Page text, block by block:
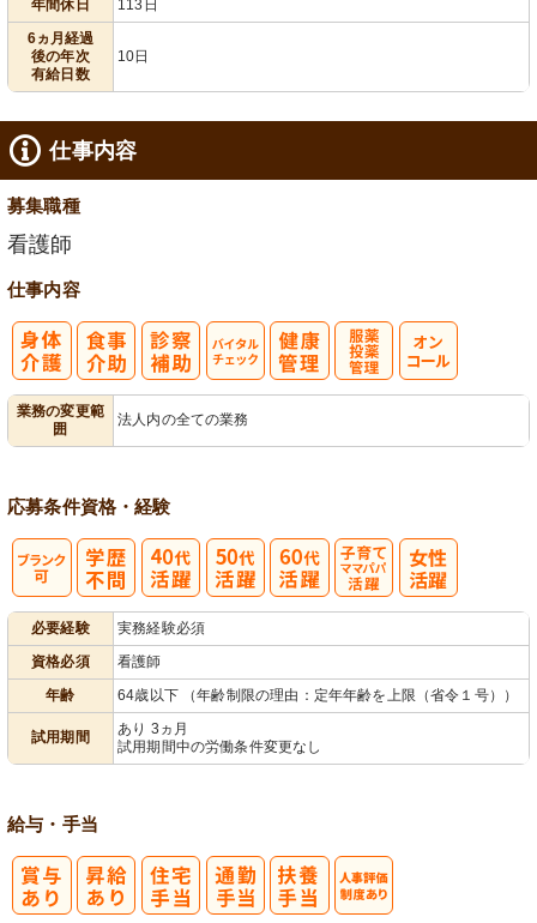
年間休日
113日
6ヵ月経過
後の年次
有給日数
10日
仕事内容
募集職種
看護師
仕事内容
業務の変更範
囲
法人内の全ての業務
応募条件資格・経験
必要経験
実務経験必須
資格必須
看護師
年齢
64歳以下 （年齢制限の理由：定年年齢を上限（省令１号））
試用期間
あり 3ヵ月
試用期間中の労働条件変更なし
給与・手当